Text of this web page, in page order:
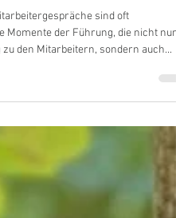
sind oft
Momente der Führung, die nicht nur